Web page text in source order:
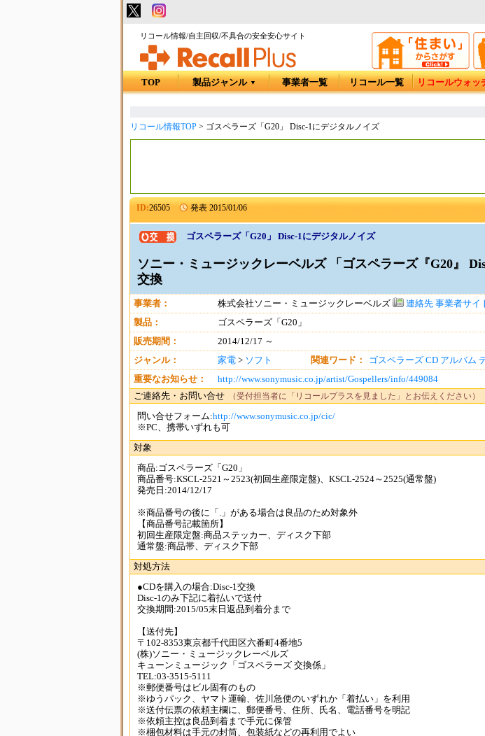
リコール情報/自主回収/不具合の安全安心サイト
TOP 製品ジャンル ▼ 事業者一覧 リコール一覧 リコールウォッ
リコール情報TOP> ゴスペラーズ「G20」 Disc-1にデジタルノイズ
ID:26505 発表 2015/01/06
ゴスペラーズ「G20」 Disc-1にデジタルノイズ
ソニー・ミュージックレーベルズ 「ゴスペラーズ『G20』
交換
事業者： 株式会社ソニー・ミュージックレーベルズ 連絡先 事業者サイ
製品：
ゴスペラーズ「G20」
販売期間：
2014/12/17 ～
ジャンル：
家電> ソフト 関連ワード： ゴスペラーズ CD アルバム
重要なお知らせ：
http://www.sonymusic.co.jp/artist/Gospellers/info/449084
ご連絡先・お問い合せ
（受付担当者に「リコールプラスを見ました」とお伝えください）
問い合せフォーム:http://www.sonymusic.co.jp/cic/
※PC、携帯いずれも可
対象
商品:ゴスペラーズ「G20」
商品番号:KSCL-2521～2523(初回生産限定盤)、KSCL-2524～2525(通常盤)
発売日:2014/12/17
※商品番号の後に「.」がある場合は良品のため対象外
【商品番号記載箇所】
初回生産限定盤:商品ステッカー、ディスク下部
通常盤:商品帯、ディスク下部
対処方法
●CDを購入の場合:Disc-1交換
Disc-1のみ下記に着払いで送付
交換期間:2015/05末日返品到着分まで
【送付先】
〒102-8353東京都千代田区六番町4番地5
(株)ソニー・ミュージックレーベルズ
キューンミュージック「ゴスペラーズ 交換係」
TEL:03-3515-5111
※郵便番号はビル固有のもの
※ゆうパック、ヤマト運輸、佐川急便のいずれか「着払い」を利用
※送付伝票の依頼主欄に、郵便番号、住所、氏名、電話番号を明記
※依頼主控は良品到着まで手元に保管
※梱包材料は手元の封筒、包装紙などの再利用でよい